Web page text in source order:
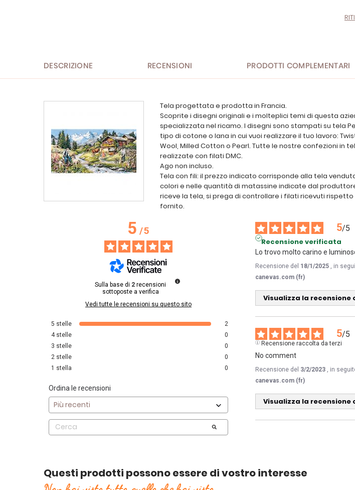
DESCRIZIONE RECENSIONI PRODOTTI COMPLEMENTARI
Tela progettata e prodotta in Francia.
Scoprite i disegni originali e i molteplici temi di questa
specializzata nel ricamo. I disegni sono stampati su tela
tipo di cotone o lana in cui vuoi realizzare il tuo lavoro:
Wool, Milled Cotton o Pearl. Tutte le nostre confezioni in
realizzate con filati DMC.
Ago non incluso.
Tela con fili: il prezzo indicato corrisponde alla tela
colori e nelle quantità di matassine indicate dal
riceve la tela, si prega di controllare i filati ricevuti
fornito.
5/5
Sulla base di 2 recensioni
sottoposte a verifica
Vedi tutte le recensioni su questo sito
5 stelle
2
4 stelle
0
3 stelle
0
2 stelle
0
1 stella 0
Ordina le recensioni
5/5
Recensione verificata
Lo trovo molto carino e
Recensione del 18/1/2025 , in
canevas.com (fr)
Visualizza la recensione
5/5
Recensione raccolta da terzi
No comment
Recensione del 3/2/2023 , in
canevas.com (fr)
Visualizza la recensione
Questi prodotti possono essere di vostro interesse